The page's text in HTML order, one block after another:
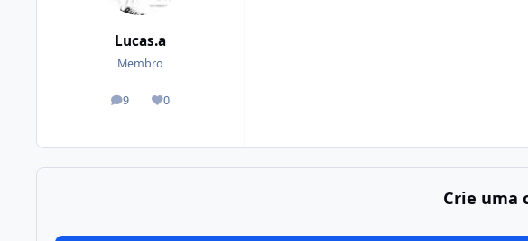
Lucas.a
Membro
9
posts 0
Reputação
Crie uma